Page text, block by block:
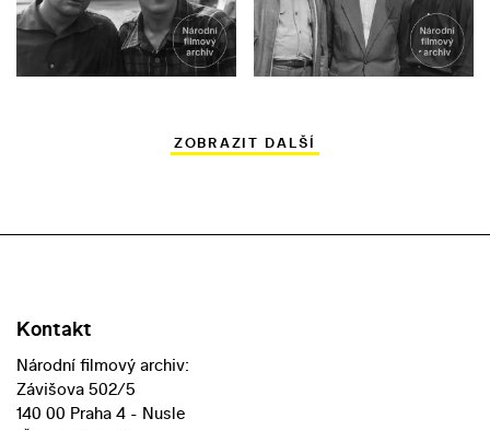
ZOBRAZIT DALŠÍ
Kontakt
Národní filmový archiv:
Závišova 502/5
140 00 Praha 4 - Nusle